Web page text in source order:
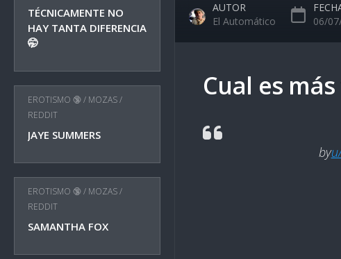
TÉCNICAMENTE NO
HAY TANTA DIFERENCIA
🤭
EROTISMO 🔞/ MOZAS/
REDDIT
JAYE SUMMERS
EROTISMO 🔞/ MOZAS/
REDDIT
SAMANTHA FOX
AUTOR
El Automático
06/
Cual es
by